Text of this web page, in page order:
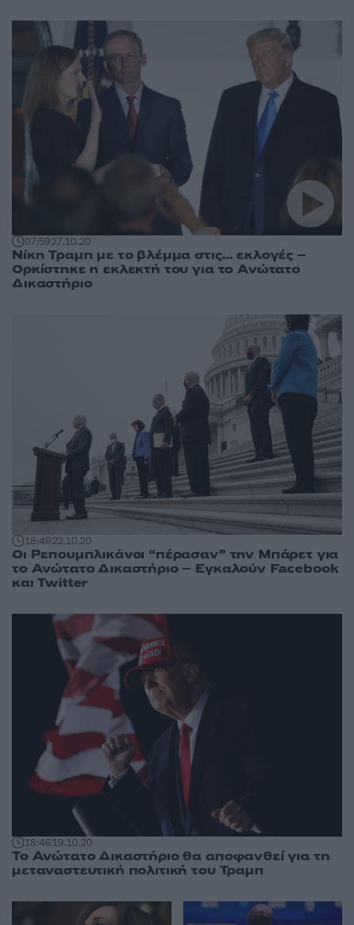
07:5927.10.20
Νίκη Τραμπ με το βλέμμα στις… εκλογές –
Ορκίστηκε η εκλεκτή του για το Ανώτατο
Δικαστήριο
18:4922.10.20
Οι Ρεπουμπλικάνοι “πέρασαν” την Μπάρετ για
το Ανώτατο Δικαστήριο – Εγκαλούν Facebook
και Twitter
18:4619.10.20
Το Ανώτατο Δικαστήριο θα αποφανθεί για τη
μεταναστευτική πολιτική του Τραμπ